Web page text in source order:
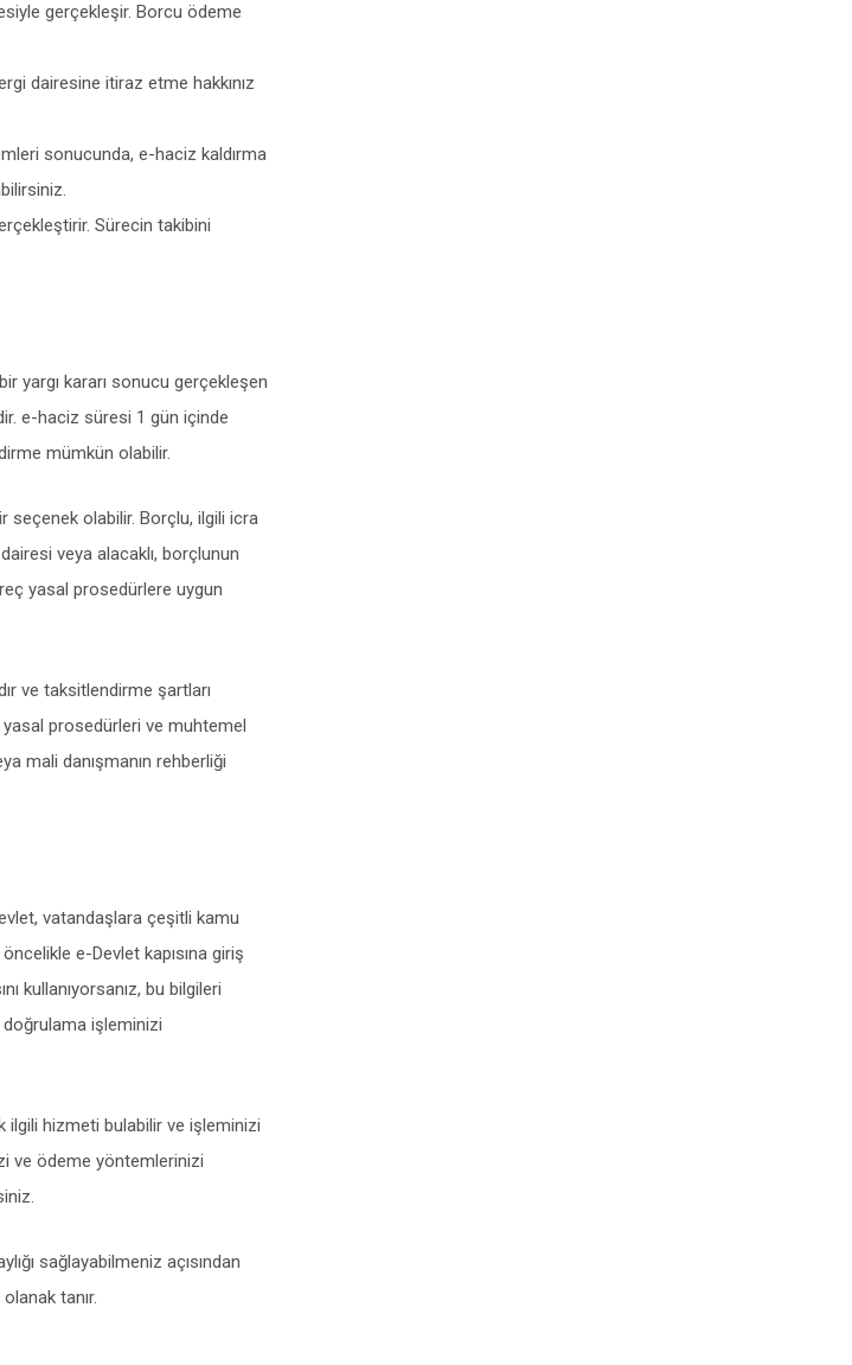
gerçekleşir. Borcu ödeme
dairesine itiraz etme hakkınız
sonucunda, e-haciz kaldırma
Sürecin takibini
yargı kararı sonucu gerçekleşen
e-haciz süresi 1 gün içinde
mümkün olabilir.
seçenek olabilir. Borçlu, ilgili icra
veya alacaklı, borçlunun
yasal prosedürlere uygun
ve taksitlendirme şartları
prosedürleri ve muhtemel
mali danışmanın rehberliği
vatandaşlara çeşitli kamu
e-Devlet kapısına giriş
kullanıyorsanız, bu bilgileri
işleminizi
ilgili hizmeti bulabilir ve işleminizi
ve ödeme yöntemlerinizi
sağlayabilmeniz açısından
tanır.